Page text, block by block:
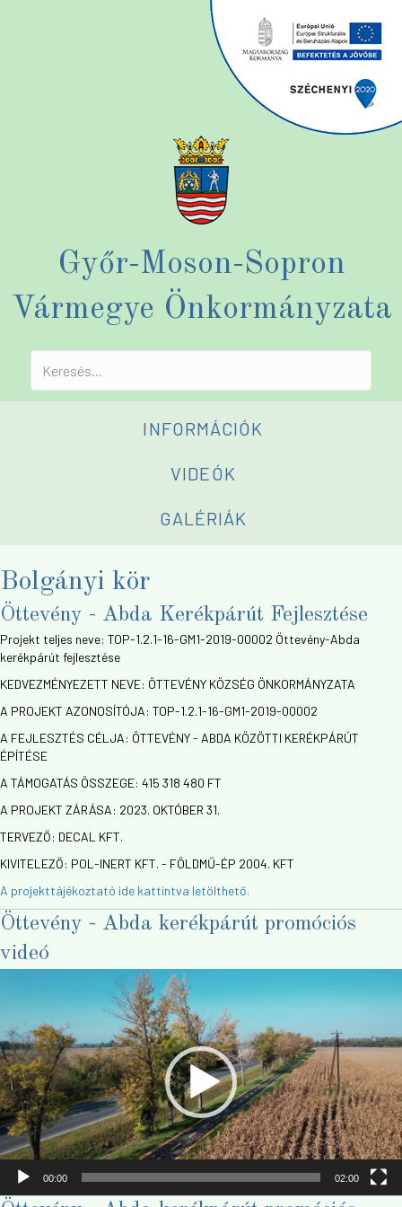
Győr-Moson-Sopron
Vármegye Önkormányzata
INFORMÁCIÓK
VIDEÓK
GALÉRIÁK
Bolgányi kör
Öttevény - Abda Kerékpárút Fejlesztése
Projekt teljes neve: TOP-1.2.1-16-GM1-2019-00002 Öttevény-Abda
kerékpárút fejlesztése
KEDVEZMÉNYEZETT NEVE: ÖTTEVÉNY KÖZSÉG ÖNKORMÁNYZATA
A PROJEKT AZONOSÍTÓJA: TOP-1.2.1-16-GM1-2019-00002
A FEJLESZTÉS CÉLJA: ÖTTEVÉNY - ABDA KÖZÖTTI KERÉKPÁRÚT
ÉPÍTÉSE
A TÁMOGATÁS ÖSSZEGE: 415 318 480 FT
A PROJEKT ZÁRÁSA: 2023. OKTÓBER 31.
TERVEZŐ: DECAL KFT.
KIVITELEZŐ: POL-INERT KFT. - FÖLDMŰ-ÉP 2004. KFT
A projekttájékoztató ide kattintva letölthető.
Öttevény - Abda kerékpárút promóciós
videó
00:00 02:00